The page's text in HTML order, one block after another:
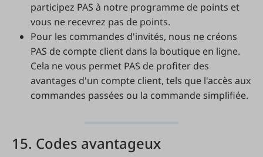
participez PAS à notre programme de points et
vous ne recevrez pas de points.
Pour les commandes d'invités, nous ne créons
PAS de compte client dans la boutique en ligne.
Cela ne vous permet PAS de profiter des
avantages d'un compte client, tels que l'accès aux
commandes passées ou la commande simplifiée.
15. Codes avantageux